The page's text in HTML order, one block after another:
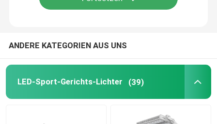
ANDERE KATEGORIEN AUS UNS
LED-Sport-Gerichts-Lichter (39)